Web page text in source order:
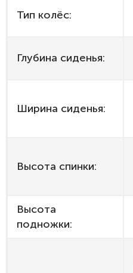
Тип колёс:
Глубина сиденья:
Ширина сиденья:
Высота спинки:
Высота
подножки: